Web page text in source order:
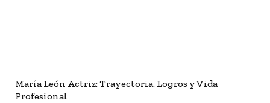
María León Actriz: Trayectoria, Logros y Vida
Profesional